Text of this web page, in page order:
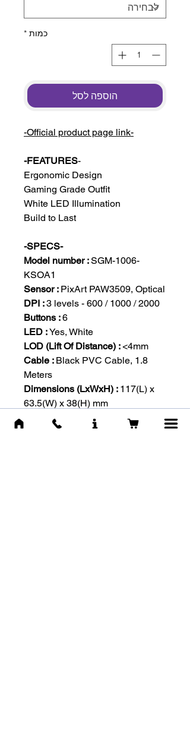
כמות *
הוספה לסל
-Official product page link-
-
FEATURES-
Ergonomic Design
Gaming Grade Outfit
White LED Illumination
Build to Last
-SPECS-
Model number :SGM-1006-
KSOA1
Sensor : PixArt PAW3509, Optical
DPI :3 levels - 600 / 1000 / 2000
Buttons :6
LED :Yes, White
LOD (Lift Of Distance) :<4mm
Cable : Black PVC Cable, 1.8
Meters
Dimensions (LxWxH) : 117(L) x
63.5(W) x 38(H) mm
Weight :
Weight (without cable/weights) :